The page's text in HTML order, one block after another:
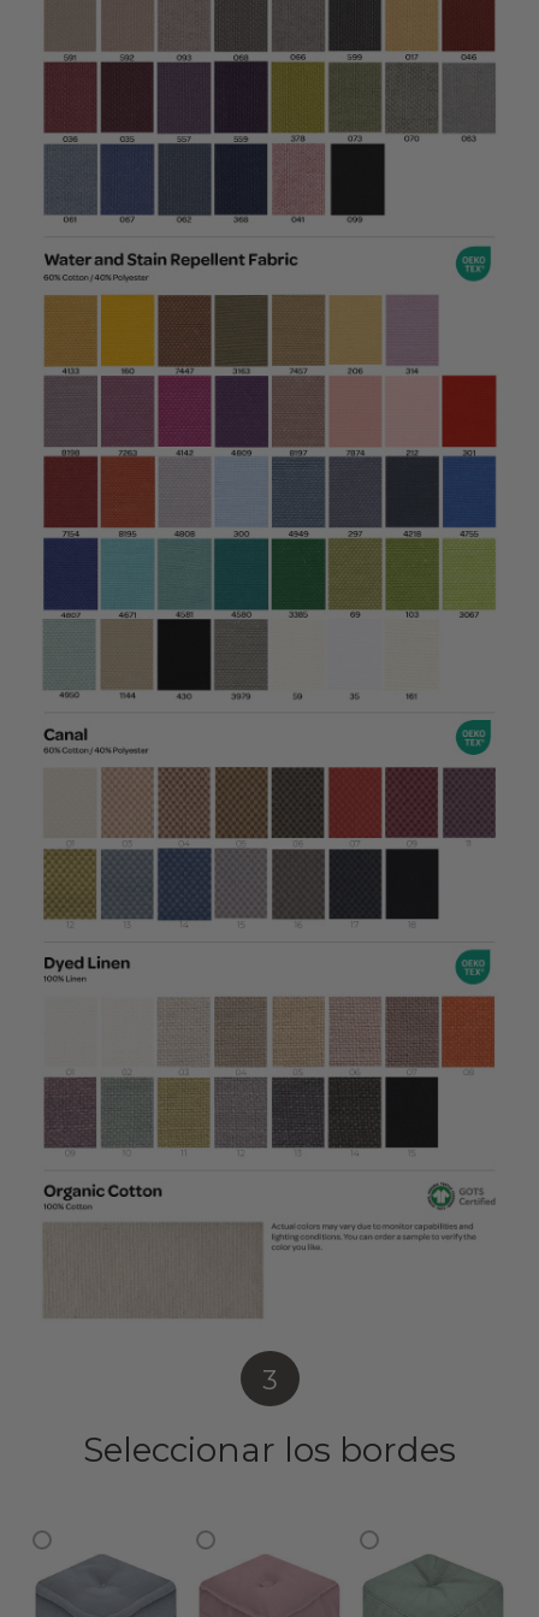
3
Seleccionar los bordes